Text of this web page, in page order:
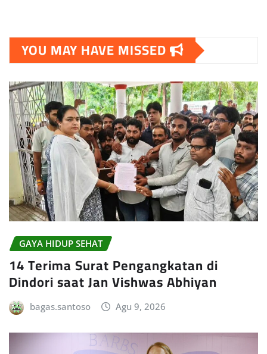
YOU MAY HAVE MISSED
GAYA HIDUP SEHAT
14 Terima Surat Pengangkatan di
Dindori saat Jan Vishwas Abhiyan
bagas.santoso Agu 9, 2026